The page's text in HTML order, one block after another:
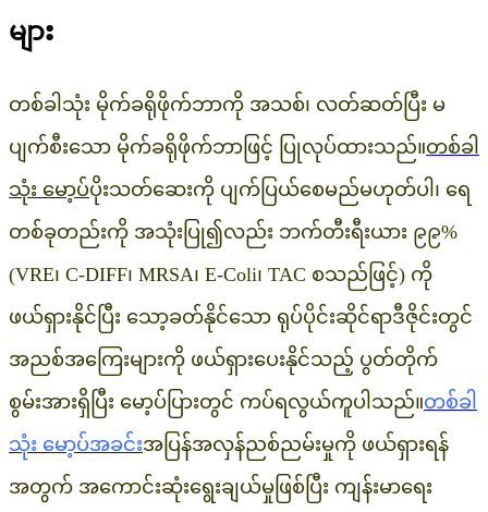
များ
တစ်ခါသုံး မိုက်ခရိုဖိုက်ဘာကို အသစ်၊ လတ်ဆတ်ပြီး မ
ပျက်စီးသော မိုက်ခရိုဖိုက်ဘာဖြင့် ပြုလုပ်ထားသည်။တစ်ခါ
သုံး မော့ပ်ပိုးသတ်ဆေးကို ပျက်ပြယ်စေမည်မဟုတ်ပါ၊ ရေ
တစ်ခုတည်းကို အသုံးပြု၍လည်း ဘက်တီးရီးယား ၉၉%
(VRE၊ C-DIFF၊ MRSA၊ E-Coli၊ TAC စသည်ဖြင့်) ကို
ဖယ်ရှားနိုင်ပြီး သော့ခတ်နိုင်သော ရုပ်ပိုင်းဆိုင်ရာဒီဇိုင်းတွင်
အညစ်အကြေးများကို ဖယ်ရှားပေးနိုင်သည့် ပွတ်တိုက်
စွမ်းအားရှိပြီး မော့ပ်ပြားတွင် ကပ်ရလွယ်ကူပါသည်။တစ်ခါ
သုံး မော့ပ်အခင်းအပြန်အလှန်ညစ်ညမ်းမှုကို ဖယ်ရှားရန်
အတွက် အကောင်းဆုံးရွေးချယ်မှုဖြစ်ပြီး ကျန်းမာရေး